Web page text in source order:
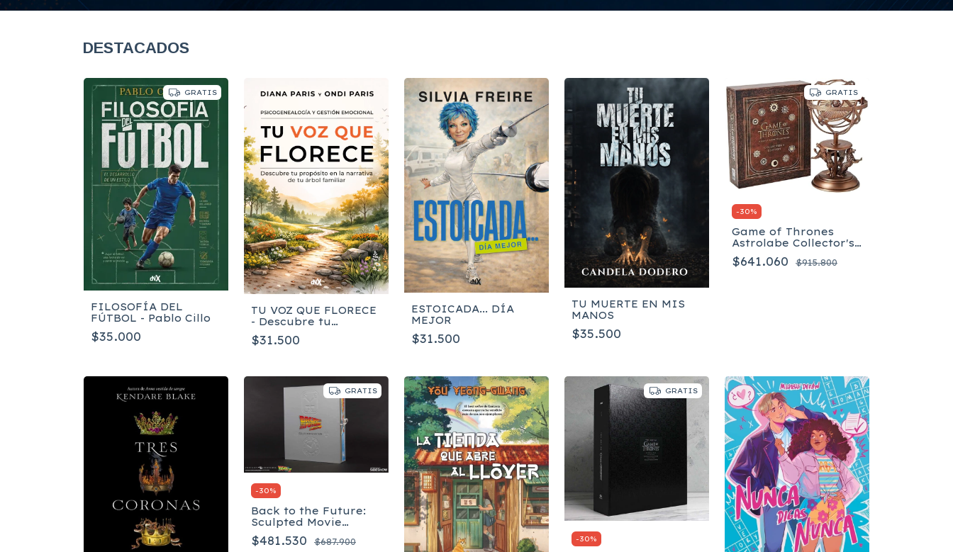
DESTACADOS
GRATIS
FILOSOFÍA DEL
FÚTBOL - Pablo Cillo
$35.000
TU VOZ QUE FLORECE
- Descubre tu
propósito en la
narrativa de tu árbol
$31.500
ESTOICADA... DÍA
MEJOR
$31.500
TU MUERTE EN MIS
MANOS
$35.500
GRATIS
-30%
Game of Thrones
Astrolabe Collector's
Edition - Inglés
$641.060 $915.800
GRATIS
-30%
Back to the Future:
Sculpted Movie
Poster - Inglés
$481.530 $687.900
GRATIS
-30%